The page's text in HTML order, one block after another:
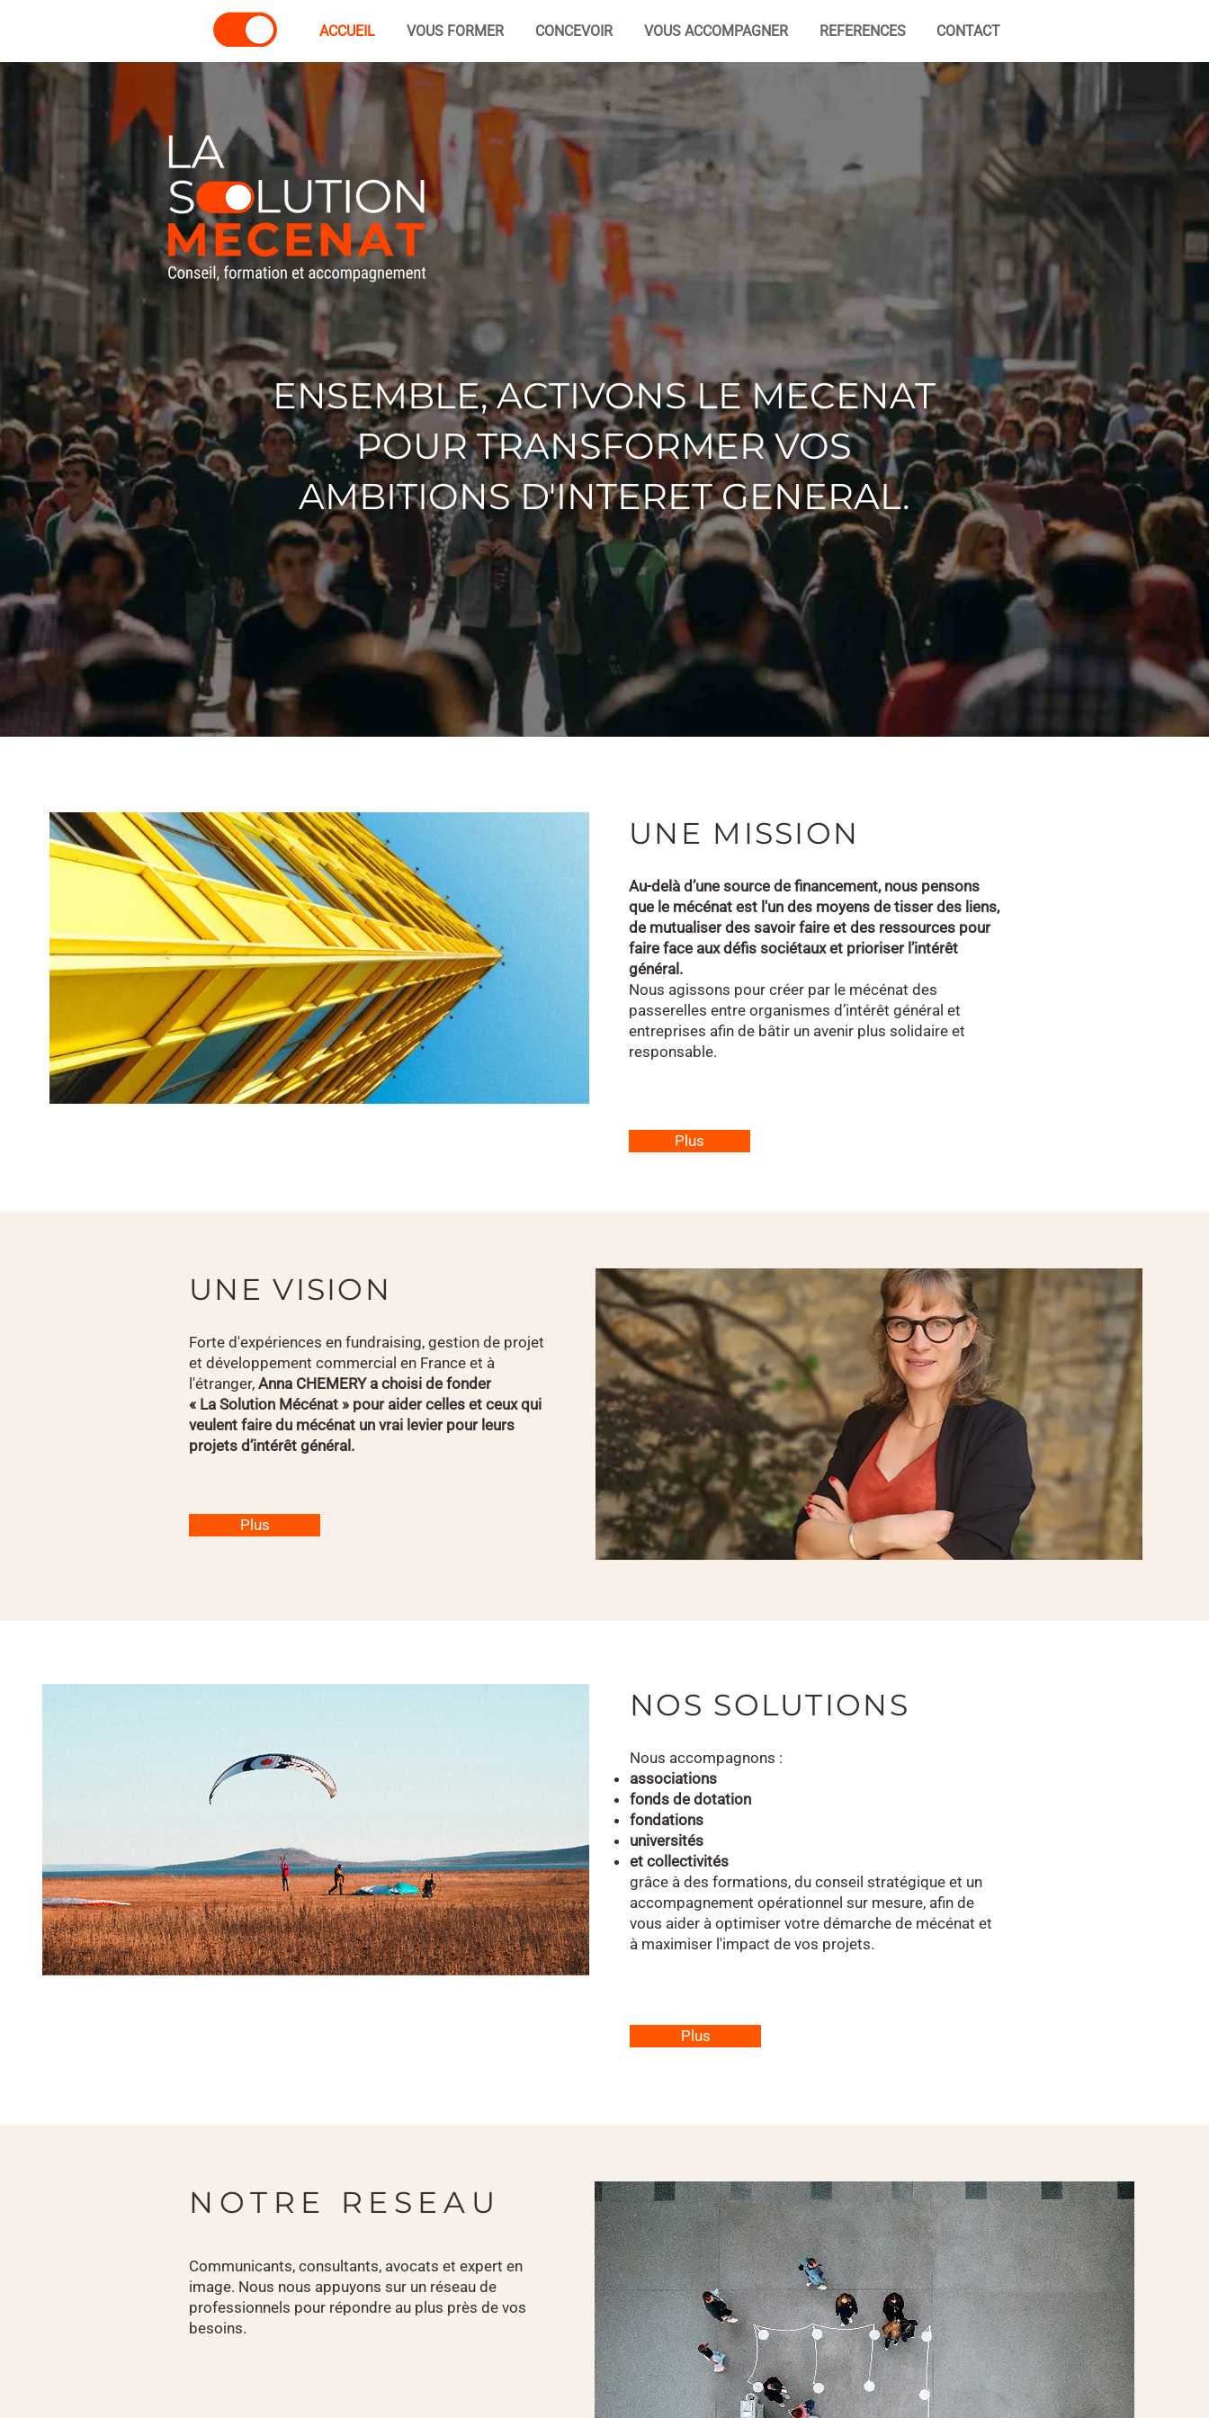
ACCUEIL VOUS FORMER CONCEVOIR VOUS ACCOMPAGNER REFERENCES CONTACT
ENSEMBLE, ACTIVONS LE MECENAT
POUR TRANSFORMER VOS
AMBITIONS D'INTERET GENERAL.
UNE MISSION
Au-delà d’une source de financement, nous pensons
que le mécénat est l'un des moyens de tisser des liens,
de mutualiser des savoir faire et des ressources pour
faire face aux défis sociétaux et prioriser l’intérêt
général.
Nous agissons pour créer par le mécénat des
passerelles entre organismes d’intérêt général et
entreprises afin de bâtir un avenir plus solidaire et
responsable.
Plus
UNE VISION
Forte d'expériences en fundraising, gestion de projet
et développement commercial en France et à
l'étranger, Anna CHEMERY a choisi de fonder
« La Solution Mécénat » pour aider celles et ceux qui
veulent faire du mécénat un vrai levier pour leurs
projets d’intérêt général.
Plus
NOS SOLUTIONS
Nous accompagnons :
associations
fonds de dotation
fondations
universités
et collectivités
grâce à des formations, du conseil stratégique et un
accompagnement opérationnel sur mesure, afin de
vous aider à optimiser votre démarche de mécénat et
à maximiser l'impact de vos projets.
Plus
NOTRE RESEAU
Communicants, consultants, avocats et expert en
image. Nous nous appuyons sur un réseau de
professionnels pour répondre au plus près de vos
besoins.